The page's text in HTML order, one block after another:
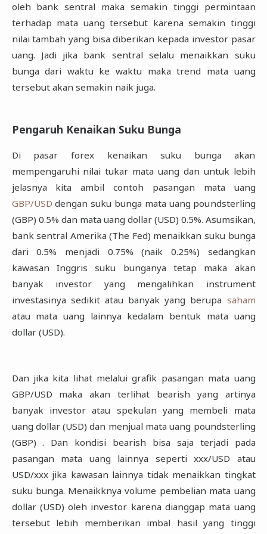
oleh bank sentral maka semakin tinggi permintaan
terhadap mata uang tersebut karena semakin tinggi
nilai tambah yang bisa diberikan kepada investor pasar
uang. Jadi jika bank sentral selalu menaikkan suku
bunga dari waktu ke waktu maka trend mata uang
tersebut akan semakin naik juga.
Pengaruh Kenaikan Suku Bunga
Di pasar forex kenaikan suku bunga akan
mempengaruhi nilai tukar mata uang dan untuk lebih
jelasnya kita ambil contoh pasangan mata uang
GBP/USD dengan suku bunga mata uang poundsterling
(GBP) 0.5% dan mata uang dollar (USD) 0.5%. Asumsikan,
bank sentral Amerika (The Fed) menaikkan suku bunga
dari 0.5% menjadi 0.75% (naik 0.25%) sedangkan
kawasan Inggris suku bunganya tetap maka akan
banyak investor yang mengalihkan instrument
investasinya sedikit atau banyak yang berupa saham
atau mata uang lainnya kedalam bentuk mata uang
dollar (USD).
Dan jika kita lihat melalui grafik pasangan mata uang
GBP/USD maka akan terlihat bearish yang artinya
banyak investor atau spekulan yang membeli mata
uang dollar (USD) dan menjual mata uang poundsterling
(GBP) . Dan kondisi bearish bisa saja terjadi pada
pasangan mata uang lainnya seperti xxx/USD atau
USD/xxx jika kawasan lainnya tidak menaikkan tingkat
suku bunga. Menaikknya volume pembelian mata uang
dollar (USD) oleh investor karena dianggap mata uang
tersebut lebih memberikan imbal hasil yang tinggi